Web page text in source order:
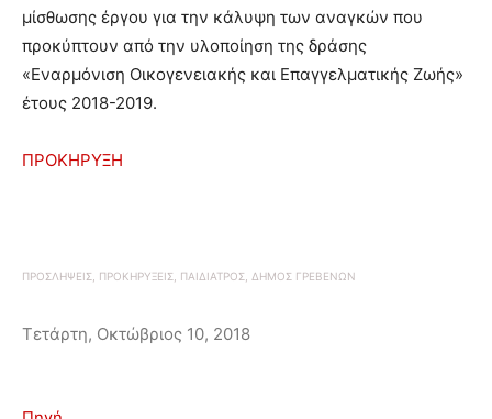
µίσθωσης έργου για την κάλυψη των αναγκών που
προκύπτουν από την υλοποίηση της δράσης
«Εναρµόνιση Οικογενειακής και Επαγγελµατικής Ζωής»
έτους 2018-2019.
ΠΡΟΚΗΡΥΞΗ
ΠΡΟΣΛΗΨΕΙΣ, ΠΡΟΚΗΡΥΞΕΙΣ, ΠΑΙΔΙΑΤΡΟΣ, ΔΗΜΟΣ ΓΡΕΒΕΝΩΝ
Τετάρτη, Οκτώβριος 10, 2018